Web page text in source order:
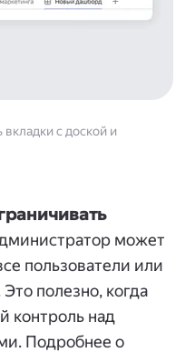
с доской и
может
пользователи или
полезно, когда
контроль над
Подробнее о